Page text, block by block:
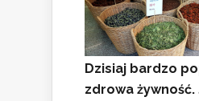
Dzisiaj bardzo
zdrowa żywność.